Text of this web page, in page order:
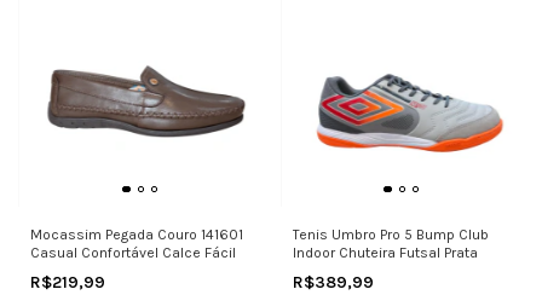
Mocassim Pegada Couro 141601
Casual Confortável Calce Fácil
R$219,99
Tenis Umbro Pro 5 Bump Club
Indoor Chuteira Futsal Prata
R$389,99